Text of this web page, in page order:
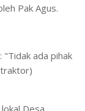
Pak Agus.
ada pihak